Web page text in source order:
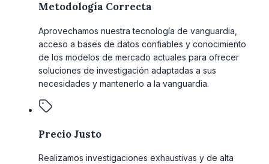
Metodología Correcta
Aprovechamos nuestra tecnología de vanguardia,
acceso a bases de datos confiables y conocimiento
de los modelos de mercado actuales para ofrecer
soluciones de investigación adaptadas a sus
necesidades y mantenerlo a la vanguardia.
Precio Justo
Realizamos investigaciones exhaustivas y de alta